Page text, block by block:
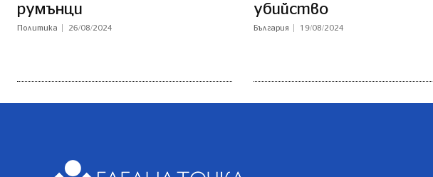
румънци
Политика 26/08/2024
убийство
България 19/08/2024